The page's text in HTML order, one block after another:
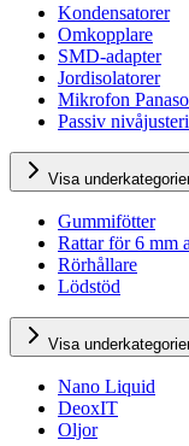
Kondensatorer
Omkopplare
SMD-adapter
Jordisolatorer
Mikrofon
Passiv
Visa
Gummifötter
Rattar för 6 mm
Rörhållare
Lödstöd
Visa
Nano Liquid
DeoxIT
Oljor